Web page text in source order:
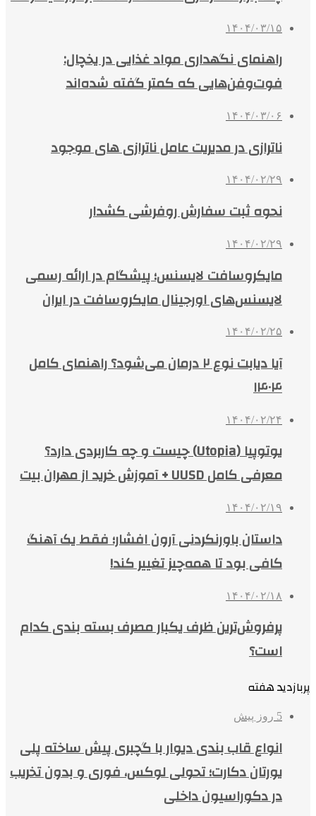
۱۴۰۴/۰۳/۱۵
راهنمای نگهداری مواد غذایی در یخچال:
فوت‌وفن‌هایی که کمتر گفته شده‌اند
۱۴۰۴/۰۳/۰۶
ناترازی در مدیریت عامل ناترازی های موجود
۱۴۰۴/۰۲/۲۹
نحوه ثبت سفارش روفرشی کشدار
۱۴۰۴/۰۲/۲۹
مایکروسافت لایسنس؛ پیشگام در ارائه رسمی
لایسنس‌های اورجینال مایکروسافت در ایران
۱۴۰۴/۰۲/۲۵
آیا دیابت نوع ۲ درمان می‌شود؟ راهنمای کامل
۱۴۰۴
۱۴۰۴/۰۲/۲۴
یوتوپیا (Utopia) چیست و چه کاربردی دارد؟
معرفی کامل UUSD + آموزش خرید از مهران بیت
۱۴۰۴/۰۲/۱۹
داستان باورنکردنی آرون افشار؛ فقط یک آهنگ
کافی بود تا همه‌چیز تغییر کند!
۱۴۰۴/۰۲/۱۸
پرفروش‌ترین ظرف یکبار مصرف بسته بندی کدام
است؟
پربازدید هفته
5 روز پیش
انواع قاب بندی دیوار با گچبری پیش ساخته پلی
یورتان دکارت؛ تحولی لوکس، فوری و بدون تخریب
در دکوراسیون داخلی